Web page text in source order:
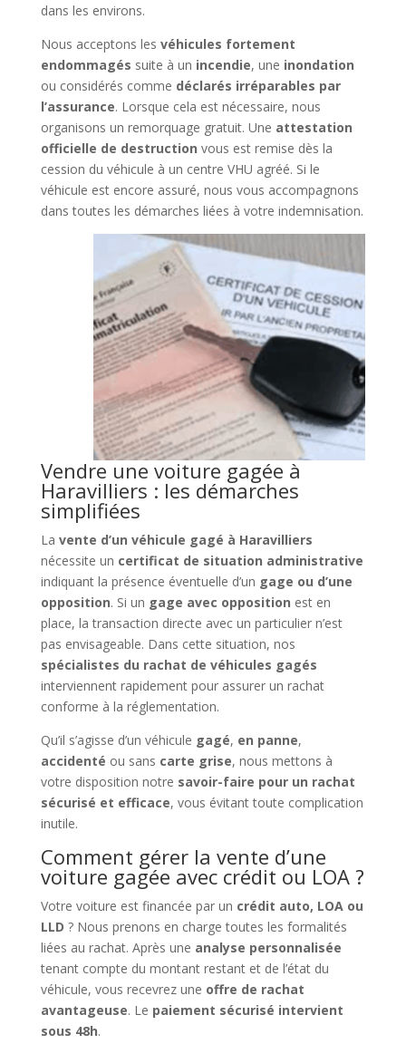
dans les environs.
Nous acceptons les véhicules fortement
endommagés suite à un incendie, une inondation
ou considérés comme déclarés irréparables par
l’assurance. Lorsque cela est nécessaire, nous
organisons un remorquage gratuit. Une attestation
officielle de destruction vous est remise dès la
cession du véhicule à un centre VHU agréé. Si le
véhicule est encore assuré, nous vous accompagnons
dans toutes les démarches liées à votre indemnisation.
Vendre une voiture gagée à
Haravilliers : les démarches
simplifiées
La vente d’un véhicule gagé à Haravilliers
nécessite un certificat de situation administrative
indiquant la présence éventuelle d’un gage ou d’une
opposition. Si un gage avec opposition est en
place, la transaction directe avec un particulier n’est
pas envisageable. Dans cette situation, nos
spécialistes du rachat de véhicules gagés
interviennent rapidement pour assurer un rachat
conforme à la réglementation.
Qu’il s’agisse d’un véhicule gagé, en panne,
accidenté ou sans carte grise, nous mettons à
votre disposition notre savoir-faire pour un rachat
sécurisé et efficace, vous évitant toute complication
inutile.
Comment gérer la vente d’une
voiture gagée avec crédit ou LOA ?
Votre voiture est financée par un crédit auto, LOA ou
LLD ? Nous prenons en charge toutes les formalités
liées au rachat. Après une analyse personnalisée
tenant compte du montant restant et de l’état du
véhicule, vous recevrez une offre de rachat
avantageuse. Le paiement sécurisé intervient
sous 48h.